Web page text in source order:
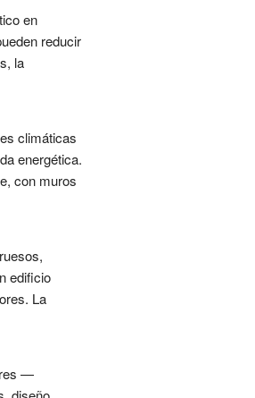
en
reducir
la
climáticas
energética.
con muros
edificio
La
—